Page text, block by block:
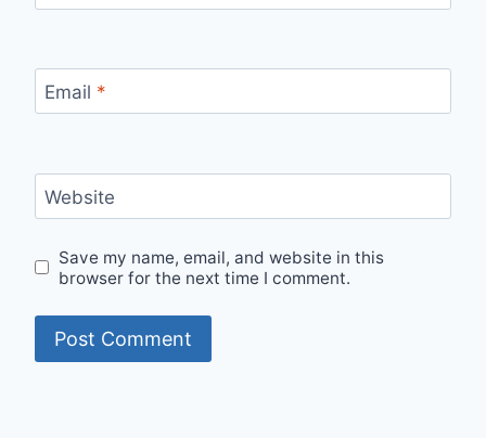
Email *
Website
Save my name, email, and website in this
browser for the next time I comment.